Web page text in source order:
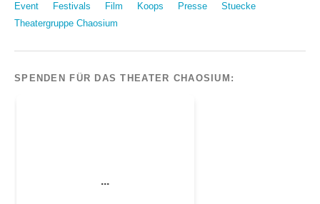
Event
Festivals Film Koops Presse
Stuecke
Theatergruppe Chaosium
SPENDEN FÜR DAS THEATER CHAOSIUM: